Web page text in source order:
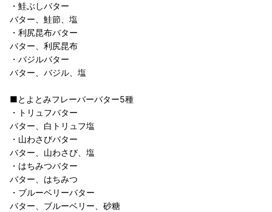
・鮭ぶしバター
バター、鮭節、塩
・利尻昆布バター
バター、利尻昆布
・バジルバター
バター、バジル、塩
■とよとみフレーバーバター5種
・トリュフバター
バター、白トリュフ塩
・山わさびバター
バター、山わさび、塩
・はちみつバター
バター、はちみつ
・ブルーベリーバター
バター、ブルーベリー、砂糖